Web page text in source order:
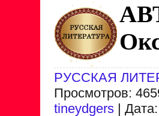
РУССКАЯ
Просмотров:
tineydgers |